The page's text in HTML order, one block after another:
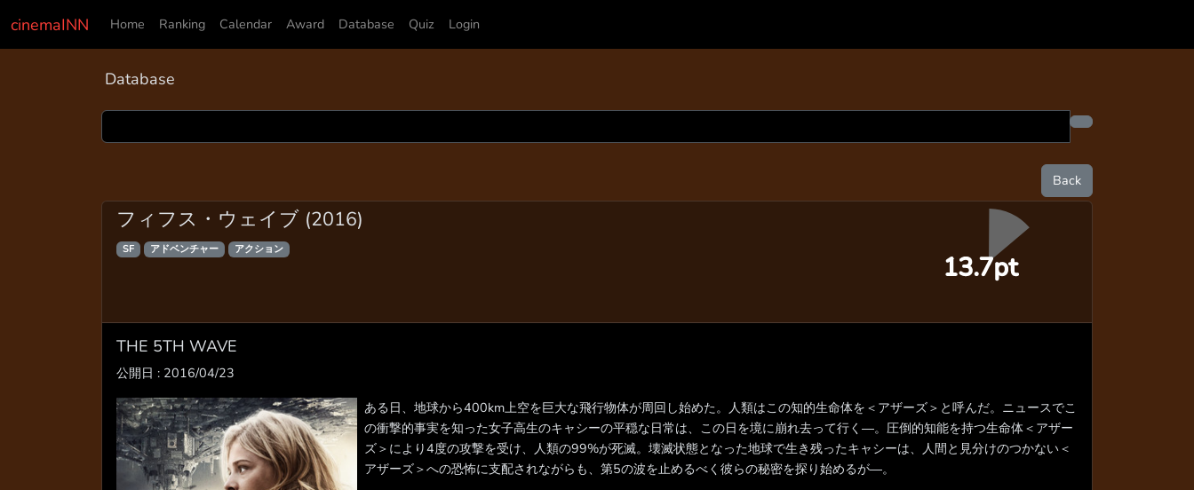
cinemaINN Home Ranking Calendar Award Database Quiz Login
Database
Back
フィフス・ウェイブ (2016)
SF アドベンチャー アクション
13.7pt
THE 5TH WAVE
公開日 : 2016/04/23
ある日、地球から400km上空を巨大な飛行物体が周回し始めた。人類はこの知的生命体を＜アザーズ＞と呼んだ。ニュースでこ
の衝撃的事実を知った女子高生のキャシーの平穏な日常は、この日を境に崩れ去って行く―。圧倒的知能を持つ生命体＜アザー
ズ＞により4度の攻撃を受け、人類の99%が死滅。壊滅状態となった地球で生き残ったキャシーは、人間と見分けのつかない＜
アザーズ＞への恐怖に支配されながらも、第5の波を止めるべく彼らの秘密を探り始めるが―。